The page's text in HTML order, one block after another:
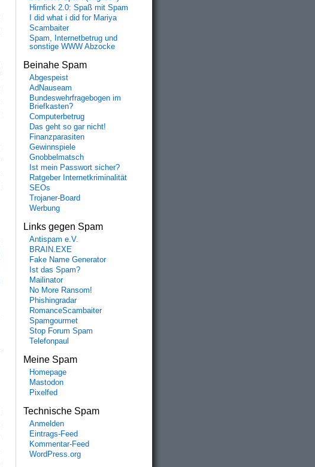
Hirnfick 2.0: Spaß mit Spam
I did what i did for Mariya
Scambaiter
Spam, Internetbetrug und
sonstige WWW Abzocke
Beinahe Spam
Abgespeist
AdNauseam
Bundeswehrfragebogen im
Briefkasten?
Computerbetrug
Das geht so gar nicht!
Finanzparasiten
Gewinnspiele
Gnobbelmatsch
Ist mein Passwort sicher?
Ratgeber Internetkriminalität
SEOs
Trojaner-Board
Werbung
Links gegen Spam
Antispam e.V.
BRAIN.EXE
Fake Name Generator
Ist das Spam?
Mailinator
No More Ransom!
Phishingradar
RomanceScambaiter
Spamgourmet
Stop Forum Spam
Telefonpaul
Meine Spam
Homepage
Mastodon
Pixelfed
Technische Spam
Anmelden
Eintrags-Feed
Kommentar-Feed
WordPress.org